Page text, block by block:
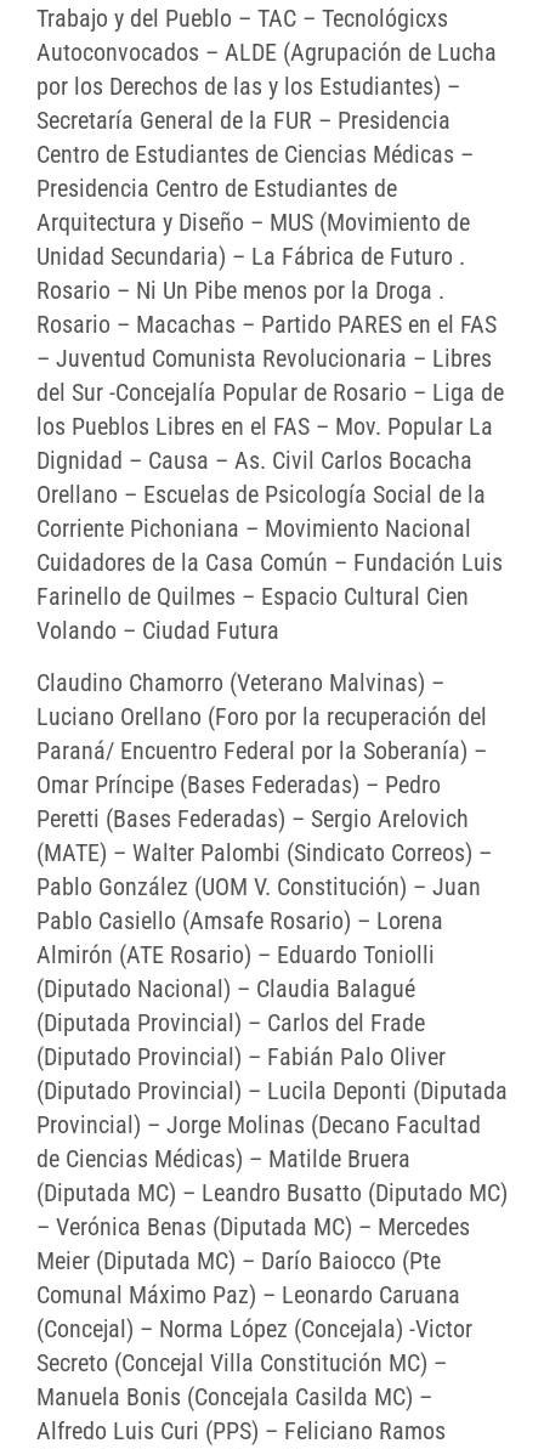
Trabajo y del Pueblo – TAC – Tecnológicxs
Autoconvocados – ALDE (Agrupación de Lucha
por los Derechos de las y los Estudiantes) –
Secretaría General de la FUR – Presidencia
Centro de Estudiantes de Ciencias Médicas –
Presidencia Centro de Estudiantes de
Arquitectura y Diseño – MUS (Movimiento de
Unidad Secundaria) – La Fábrica de Futuro .
Rosario – Ni Un Pibe menos por la Droga .
Rosario – Macachas – Partido PARES en el FAS
– Juventud Comunista Revolucionaria – Libres
del Sur -Concejalía Popular de Rosario – Liga de
los Pueblos Libres en el FAS – Mov. Popular La
Dignidad – Causa – As. Civil Carlos Bocacha
Orellano – Escuelas de Psicología Social de la
Corriente Pichoniana – Movimiento Nacional
Cuidadores de la Casa Común – Fundación Luis
Farinello de Quilmes – Espacio Cultural Cien
Volando – Ciudad Futura
Claudino Chamorro (Veterano Malvinas) –
Luciano Orellano (Foro por la recuperación del
Paraná/ Encuentro Federal por la Soberanía) –
Omar Príncipe (Bases Federadas) – Pedro
Peretti (Bases Federadas) – Sergio Arelovich
(MATE) – Walter Palombi (Sindicato Correos) –
Pablo González (UOM V. Constitución) – Juan
Pablo Casiello (Amsafe Rosario) – Lorena
Almirón (ATE Rosario) – Eduardo Toniolli
(Diputado Nacional) – Claudia Balagué
(Diputada Provincial) – Carlos del Frade
(Diputado Provincial) – Fabián Palo Oliver
(Diputado Provincial) – Lucila Deponti (Diputada
Provincial) – Jorge Molinas (Decano Facultad
de Ciencias Médicas) – Matilde Bruera
(Diputada MC) – Leandro Busatto (Diputado MC)
– Verónica Benas (Diputada MC) – Mercedes
Meier (Diputada MC) – Darío Baiocco (Pte
Comunal Máximo Paz) – Leonardo Caruana
(Concejal) – Norma López (Concejala) -Victor
Secreto (Concejal Villa Constitución MC) –
Manuela Bonis (Concejala Casilda MC) –
Alfredo Luis Curi (PPS) – Feliciano Ramos